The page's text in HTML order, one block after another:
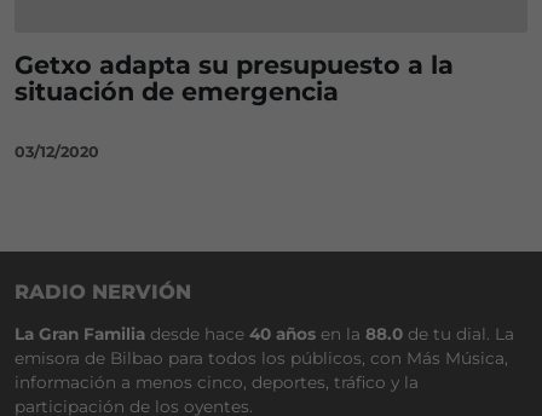
Getxo adapta su presupuesto a la
situación de emergencia
03/12/2020
RADIO NERVIÓN
La Gran Familia desde hace 40 años en la 88.0 de tu dial. La
emisora de Bilbao para todos los públicos, con Más Música,
información a menos cinco, deportes, tráfico y la
participación de los oyentes.